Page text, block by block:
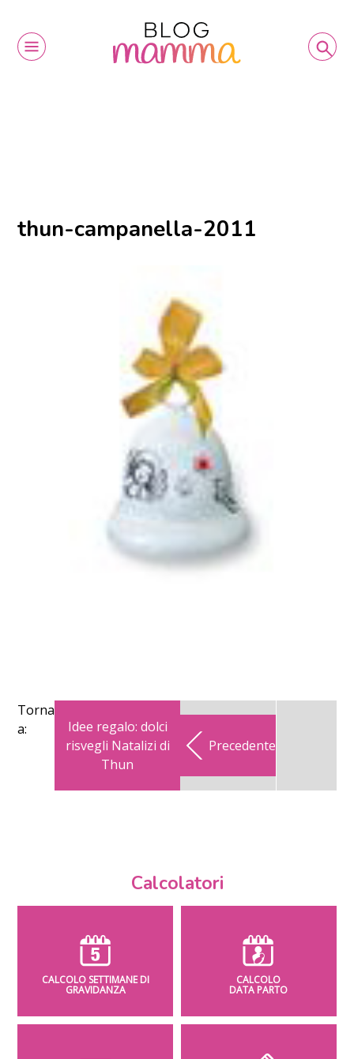
thun-campanella-2011
Torna
a:
Idee regalo: dolci
risvegli Natalizi di
Thun
Precedente
Calcolatori
CALCOLO SETTIMANE DI
GRAVIDANZA
CALCOLO
DATA PARTO